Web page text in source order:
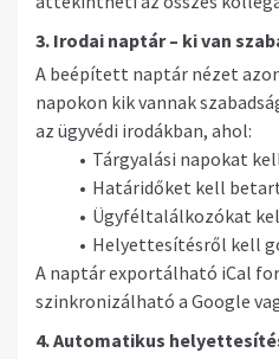
3. Irodai naptár – ki van
A beépített naptár nézet
napokon kik vannak
az ügyvédi irodákban, ahol:
Tárgyalási napokat
Határidőket kell
Ügyféltalálkozókat
Helyettesítésről kell
A naptár exportálható iCal
szinkronizálható a Google
4. Automatikus